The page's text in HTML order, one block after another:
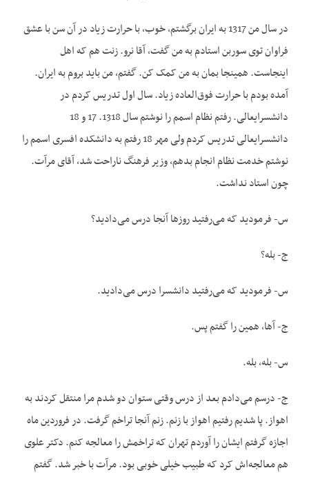
در سال من 1317 به ایران برگشتم، خوب، با حرارت زیاد در آن سن با عشق
فراوان توی سوربن استادم به من گفت، آقا نرو. زنت هم که اهل
اینجاست. همینجا بمان به من کمک کن. گفتم، من باید بروم به ایران.
آمده بودم با حرارت فوق‌العاده زیاد. سال اول تدریس کردم در
دانشسرایعالی. رفتم نظام اسمم را نوشتم سال 1318. 17 و 18
دانشسرایعالی تدریس کردم ولی مهر 18 رفتم به دانشکده افسری اسمم را
نوشتم خدمت نظام انجام بدهم، وزیر فرهنگ ناراحت شد، آقای مرآت.
چون استاد نداشت.
س- فرمودید که می‌رفتید روزها آنجا درس می‌دادید؟
ج- بله؟
س- فرمودید که می‌رفتید دانشسرا درس می‌دادید.
ج- آها، همین را گفتم پس.
س- بله، بله.
ج- درسم می‌دادم بعد از درس وقتی ستوان دو شدم مرا منتقل کردند به
اهواز. پا شدیم رفتیم اهواز با زنم. زنم آنجا تراخم گرفت. در فروردین ماه
اجازه گرفتم ایشان را آوردم تهران که تراخمش را معالجه کنم. دکتر علوی
هم معالجه‌اش کرد که طبیب خیلی خوبی بود. مرآت با خبر شد. گفتم